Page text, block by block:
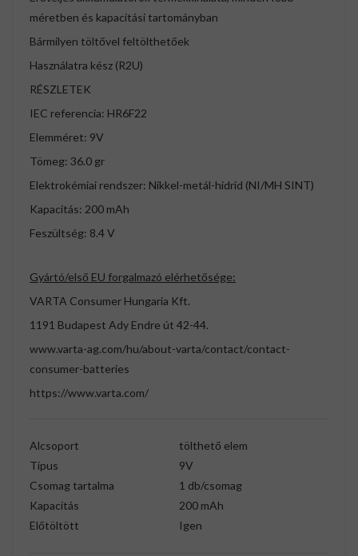
méretben és kapacitási tartományban
Bármilyen töltővel feltölthetőek
Használatra kész (R2U)
RÉSZLETEK
IEC referencia: HR6F22
Elemméret: 9V
Tömeg: 36.0 gr
Elektrokémiai rendszer: Nikkel-metál-hidrid (NI/MH SINT)
Kapacitás: 200 mAh
Feszültség: 8.4 V
Gyártó/első EU forgalmazó elérhetősége:
VARTA Consumer Hungaria Kft.
1191 Budapest Ady Endre út 42-44.
www.varta-ag.com/hu/about-varta/contact/contact-
consumer-batteries
https://www.varta.com/
Alcsoport
tölthető elem
Típus
9V
Csomag tartalma
1 db/csomag
Kapacitás
200 mAh
Előtöltött
Igen